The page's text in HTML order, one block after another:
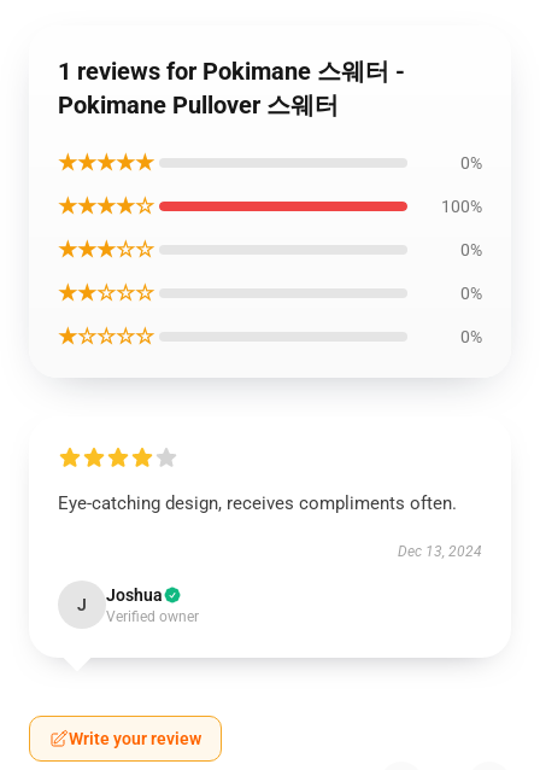
1 reviews for Pokimane 스웨터 -
Pokimane Pullover 스웨터
★★★★★ 0%
★★★★☆ 100%
★★★☆☆ 0%
★★☆☆☆ 0%
★☆☆☆☆ 0%
Eye-catching design, receives compliments often.
Dec 13, 2024
J Joshua
Verified owner
Write your review